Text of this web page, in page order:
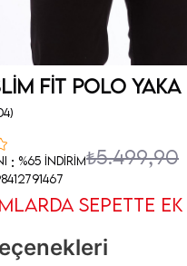
Fit Polo Yaka
: %65 İndirim₺5.499,90
SEPETTE EK